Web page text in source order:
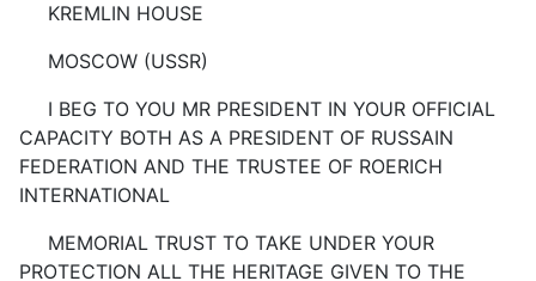
KREMLIN HOUSE
MOSCOW (USSR)
I BEG TO YOU MR PRESIDENT IN YOUR OFFICIAL
CAPACITY BOTH AS A PRESIDENT OF RUSSAIN
FEDERATION AND THE TRUSTEE OF ROERICH
INTERNATIONAL
MEMORIAL TRUST TO TAKE UNDER YOUR
PROTECTION ALL THE HERITAGE GIVEN TO THE